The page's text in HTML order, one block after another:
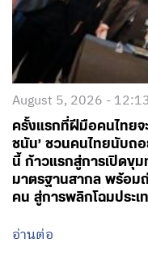
August 5, 2026 - 12:13
ครั้งแรกที่ฝีมือคนไทยจ
ชนัน’ ชวนคนไทยนับถ
นี้ ก้าวแรกสู่การเปิดขุ
มาตรฐานสากล พร้อม
คน สู่การพลิกโฉมประเ
อ่านต่อ